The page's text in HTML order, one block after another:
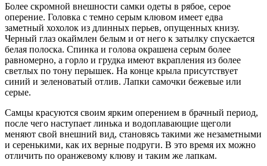
Более скромной внешности самки одеты в рябое, серое
оперение. Головка с темно серым клювом имеет едва
заметный хохолок из длинных перьев, опущенных книзу.
Черный глаз окаймлен белым и от него к затылку спускается
белая полоска. Спинка и голова окрашена серым более
равномерно, а горло и грудка имеют вкрапления из более
светлых по тону перышек. На конце крыла присутствует
синий и зеленоватый отлив. Лапки самочки бежевые или
серые.
Самцы красуются своим ярким оперением в брачный период,
после чего наступает линька и водоплавающие щеголи
меняют свой внешний вид, становясь такими же незаметными
и серенькими, как их верные подруги. В это время их можно
отличить по оранжевому клюву и таким же лапкам.